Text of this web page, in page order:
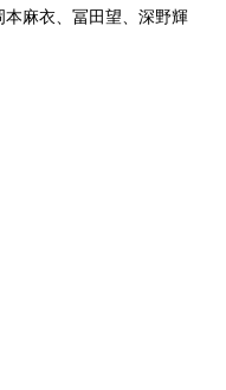
麻衣、冨田望、深野輝